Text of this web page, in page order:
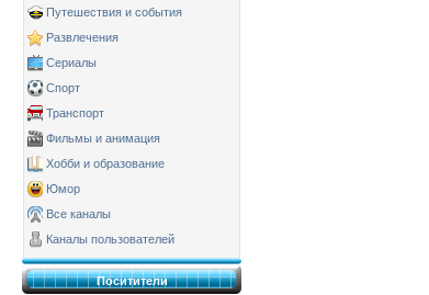
Путешествия и события
Развлечения
Сериалы
Спорт
Транспорт
Фильмы и анимация
Хобби и образование
Юмор
Все каналы
Каналы пользователей
Поситители